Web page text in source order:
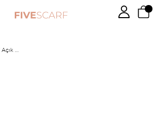
Fivescarf Açık Pembe Pamuk Cazz Şal